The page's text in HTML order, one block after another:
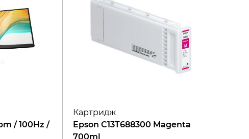
/ 100Hz /
Картридж
Epson C13T688300 Magenta
700ml